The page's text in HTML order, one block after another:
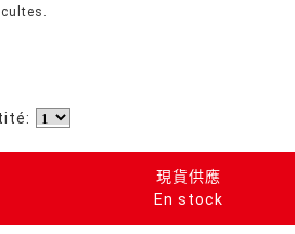
現貨供應
En stock